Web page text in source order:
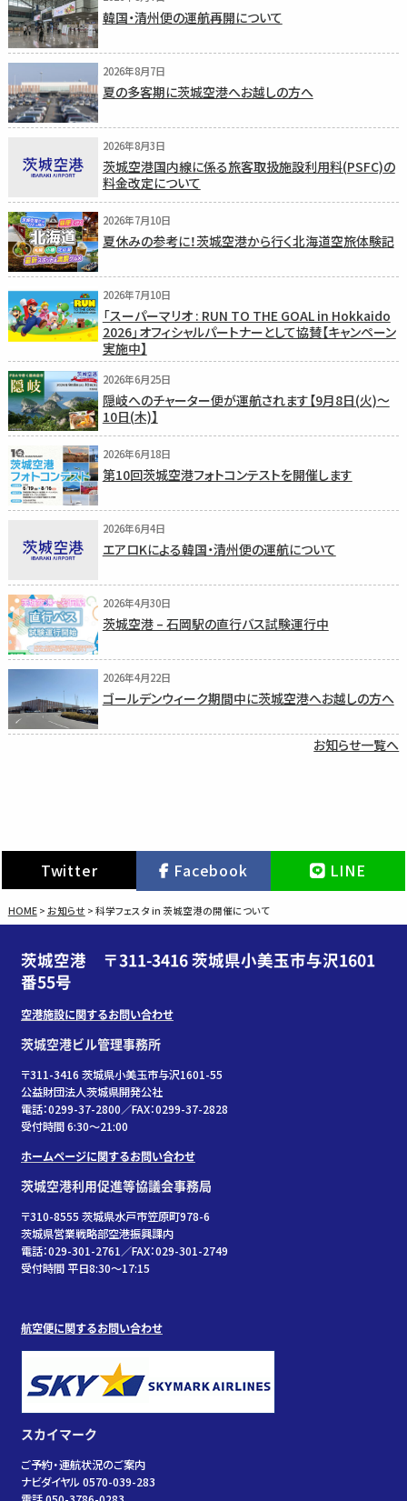
韓国・清州便の運航再開について
2026年8月7日
夏の多客期に茨城空港へお越しの方へ
2026年8月3日
茨城空港国内線に係る旅客取扱施設利用料(PSFC)の
料金改定について
2026年7月10日
夏休みの参考に！茨城空港から行く北海道空旅体験記
2026年7月10日
「スーパーマリオ : RUN TO THE GOAL in Hokkaido
2026」オフィシャルパートナーとして協賛【キャンペーン
実施中】
2026年6月25日
隠岐へのチャーター便が運航されます【9月8日(火)〜
10日(木)】
2026年6月18日
第10回茨城空港フォトコンテストを開催します
2026年6月4日
エアロKによる韓国・清州便の運航について
2026年4月30日
茨城空港 – 石岡駅の直行バス試験運行中
2026年4月22日
ゴールデンウィーク期間中に茨城空港へお越しの方へ
お知らせ一覧へ
Twitter Facebook LINE
HOME> お知らせ > 科学フェスタ in 茨城空港の開催について
茨城空港 〒311-3416 茨城県小美玉市与沢1601
番55号
空港施設に関するお問い合わせ
茨城空港ビル管理事務所
〒311-3416 茨城県小美玉市与沢1601-55
公益財団法人茨城県開発公社
電話：0299-37-2800／FAX：0299-37-2828
受付時間 6:30〜21:00
ホームページに関するお問い合わせ
茨城空港利用促進等協議会事務局
〒310-8555 茨城県水戸市笠原町978-6
茨城県営業戦略部空港振興課内
電話：029-301-2761／FAX：029-301-2749
受付時間 平日8:30～17:15
航空便に関するお問い合わせ
スカイマーク
ご予約・運航状況のご案内
ナビダイヤル 0570-039-283